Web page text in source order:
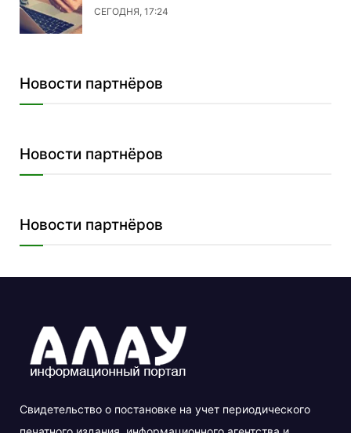
СЕГОДНЯ, 17:24
Новости партнёров
Новости партнёров
Новости партнёров
Свидетельство о постановке на учет периодического